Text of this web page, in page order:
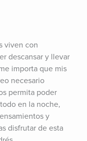
viven con
descansar y llevar
importa que mis
necesario
permita poder
en la noche,
y
disfrutar de esta